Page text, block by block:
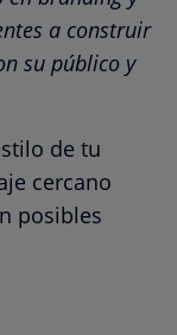
a construir
su público y
de tu
cercano
posibles